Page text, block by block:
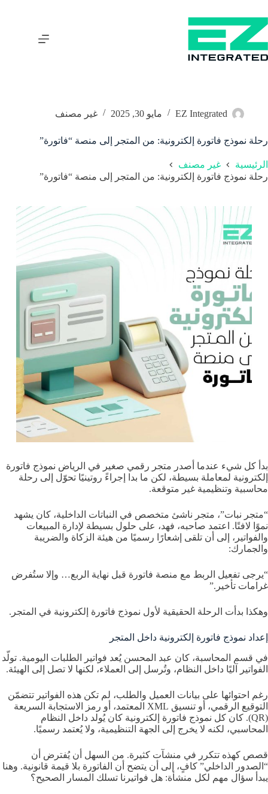
EZ Integrated مايو 30, 2025 غير مصنف
رحلة نموذج فاتورة إلكترونية: من المتجر إلى منصة “فاتورة”
الرئيسية
غير مصنف
رحلة نموذج فاتورة إلكترونية: من المتجر إلى منصة “فاتورة”
بدأ كل شيء عندما أصدر متجر رقمي صغير في الرياض نموذج فاتورة
إلكترونية لمعاملة بسيطة، لكن ما بدا إجراءً روتينيًا تحوّل إلى رحلة
محاسبية وتنظيمية غير متوقعة.
“متجر نبات”، متجر ناشئ متخصص في النباتات الداخلية، كان يشهد
نموًا لافتًا. اعتمد صاحبه، فهد، على حلول بسيطة لإدارة المبيعات
والفواتير، إلى أن تلقى إشعارًا رسميًا من هيئة الزكاة والضريبة
والجمارك:
“يرجى تفعيل الربط مع منصة فاتورة قبل نهاية الربع… وإلا ستُفرض
غرامات تأخير.”
وهكذا بدأت الرحلة الحقيقية لأول نموذج فاتورة إلكترونية في المتجر.
إعداد نموذج فاتورة إلكترونية داخل المتجر
في قسم المحاسبة، كان عبد المحسن يُعد فواتير الطلبات اليومية. تولّد
الفواتير آليًا داخل النظام، وتُرسل إلى العملاء، لكنها لا تصل إلى الهيئة.
رغم احتوائها على بيانات العميل والطلب، لم تكن هذه الفواتير تتضمّن
التوقيع الرقمي، أو تنسيق XML المعتمد، أو رمز الاستجابة السريعة
(QR). كان كل نموذج فاتورة إلكترونية كان يُولد داخل النظام
المحاسبي، لكنه لا يخرج إلى الجهة التنظيمية، ولا يُعتمد رسميًا.
قصص كهذه تتكرر في منشآت كثيرة. من السهل أن يُفترض أن
“الصدور الداخلي” كافٍ، إلى أن يتضح أن الفاتورة بلا قيمة قانونية. وهنا
يبدأ سؤال مهم لكل منشأة: هل فواتيرنا تسلك المسار الصحيح؟